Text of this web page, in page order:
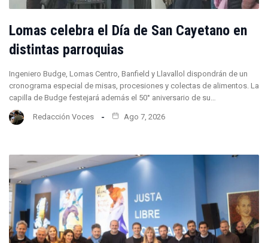
Lomas celebra el Día de San Cayetano en
distintas parroquias
Ingeniero Budge, Lomas Centro, Banfield y Llavallol dispondrán de un
cronograma especial de misas, procesiones y colectas de alimentos. La
capilla de Budge festejará además el 50° aniversario de su…
Redacción Voces Ago 7, 2026